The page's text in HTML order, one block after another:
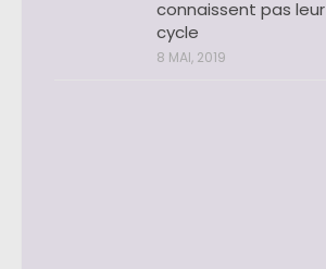
connaissent pas leur
cycle
8 MAI, 2019